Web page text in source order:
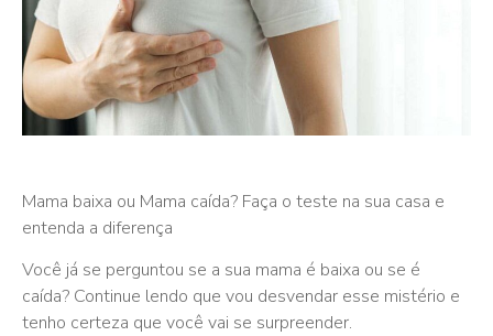
Mama baixa ou Mama caída? Faça o teste na sua casa e
entenda a diferença
Você já se perguntou se a sua mama é baixa ou se é
caída? Continue lendo que vou desvendar esse mistério e
tenho certeza que você vai se surpreender.